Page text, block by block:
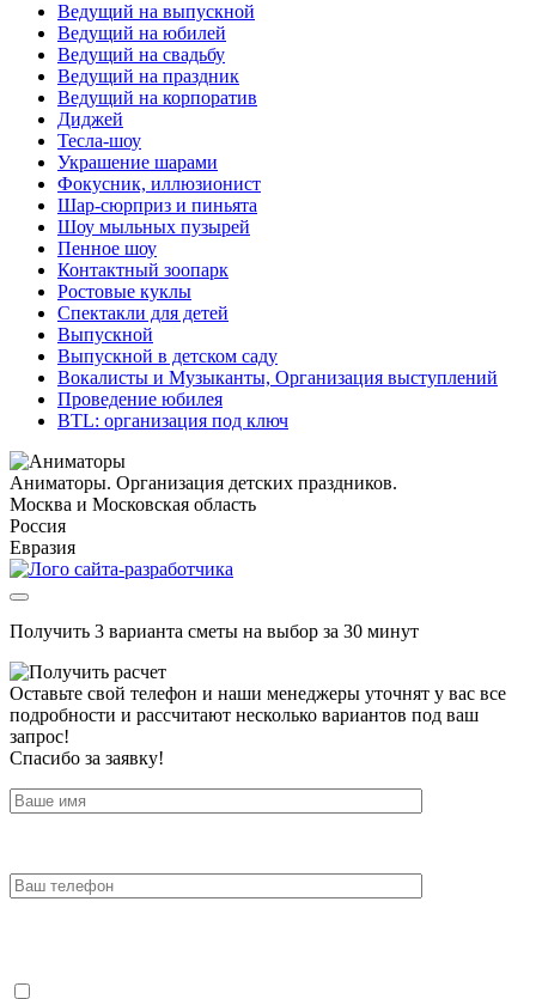
Ведущий на выпускной
Ведущий на юбилей
Ведущий на свадьбу
Ведущий на праздник
Ведущий на корпоратив
Диджей
Тесла-шоу
Украшение шарами
Фокусник, иллюзионист
Шар-сюрприз и пиньята
Шоу мыльных пузырей
Пенное шоу
Контактный зоопарк
Ростовые куклы
Спектакли для детей
Выпускной
Выпускной в детском саду
Вокалисты и Музыканты, Организация выступлений
Проведение юбилея
BTL: организация под ключ
Аниматоры. Организация детских праздников.
Москва и Московская область
Россия
Евразия
Получить 3 варианта сметы на выбор за 30 минут
Оставьте свой телефон и наши менеджеры уточнят у вас все
подробности и рассчитают несколько вариантов под ваш
запрос!
Спасибо за заявку!